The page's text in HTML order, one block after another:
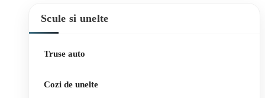
Scule si unelte
Truse auto
Cozi de unelte